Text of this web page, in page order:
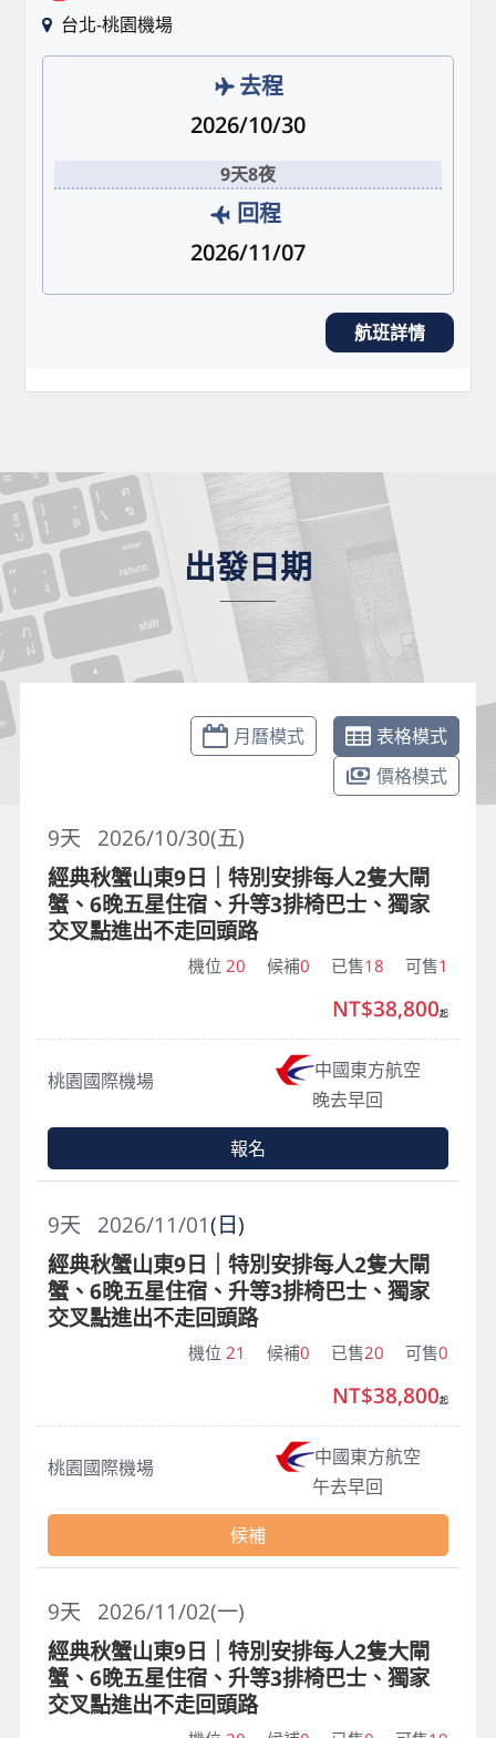
台北-桃園機場
去程
2026/10/30
9天8夜
回程
2026/11/07
航班詳情
出發日期
月曆模式
表格模式
價格模式
2026/10/30(五)
9天
經典秋蟹山東9日｜特別安排每人2隻大閘
蟹、6晚五星住宿、升等3排椅巴士、獨家
交叉點進出不走回頭路
機位 20 候補0 已售18 可售1
桃園國際機場
中國東方航空
晚去早回
NT$38,800起
報名
2026/11/01(日)
9天
經典秋蟹山東9日｜特別安排每人2隻大閘
蟹、6晚五星住宿、升等3排椅巴士、獨家
交叉點進出不走回頭路
機位 21 候補0 已售20 可售0
桃園國際機場
中國東方航空
午去早回
NT$38,800起
候補
2026/11/02(一)
9天
經典秋蟹山東9日｜特別安排每人2隻大閘
蟹、6晚五星住宿、升等3排椅巴士、獨家
交叉點進出不走回頭路